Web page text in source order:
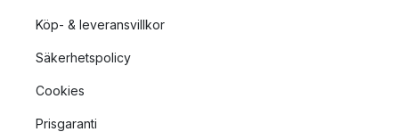
Köp- & leveransvillkor
Säkerhetspolicy
Cookies
Prisgaranti